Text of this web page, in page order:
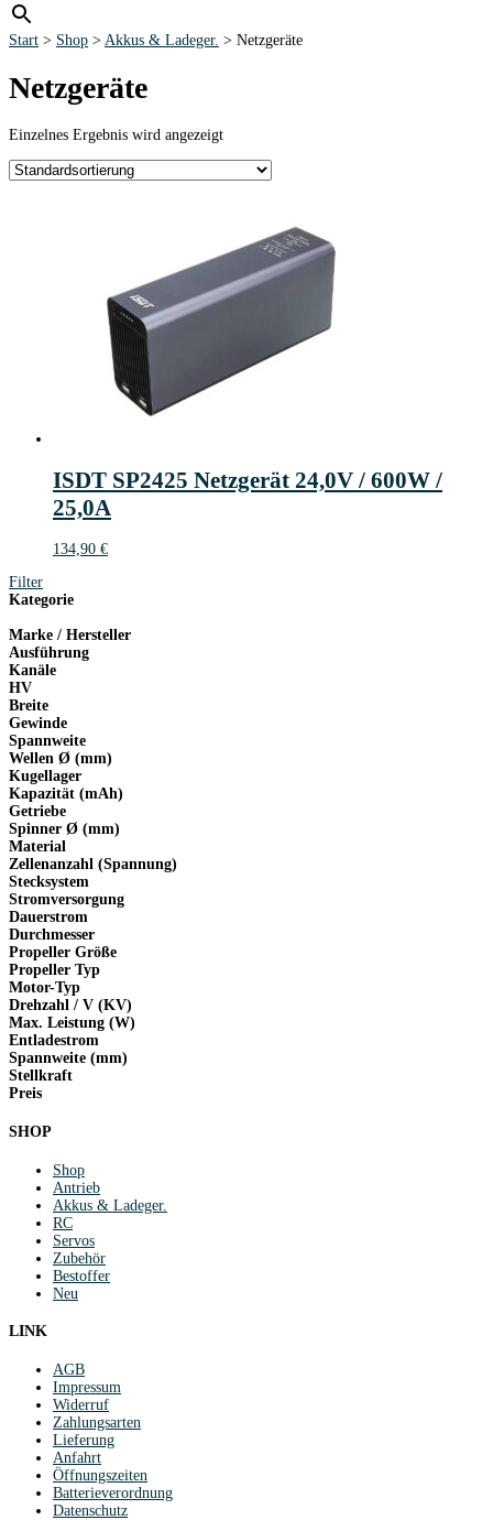
Start > Shop > Akkus & Ladeger. > Netzgeräte
Netzgeräte
Einzelnes Ergebnis wird angezeigt
ISDT SP2425 Netzgerät 24,0V / 600W /
25,0A
134,90 €
Filter
Kategorie
Marke / Hersteller
Ausführung
Kanäle
HV
Breite
Gewinde
Spannweite
Wellen Ø (mm)
Kugellager
Kapazität (mAh)
Getriebe
Spinner Ø (mm)
Material
Zellenanzahl (Spannung)
Stecksystem
Stromversorgung
Dauerstrom
Durchmesser
Propeller Größe
Propeller Typ
Motor-Typ
Drehzahl / V (KV)
Max. Leistung (W)
Entladestrom
Spannweite (mm)
Stellkraft
Preis
SHOP
Shop
Antrieb
Akkus & Ladeger.
RC
Servos
Zubehör
Bestoffer
Neu
LINK
AGB
Impressum
Widerruf
Zahlungsarten
Lieferung
Anfahrt
Öffnungszeiten
Batterieverordnung
Datenschutz